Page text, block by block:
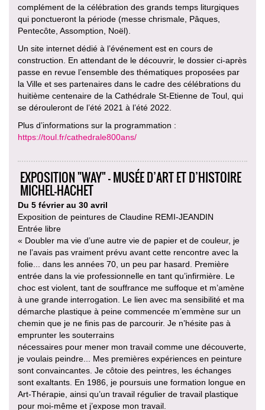
complément de la célébration des grands temps liturgiques
qui ponctueront la période (messe chrismale, Pâques,
Pentecôte, Assomption, Noël).
Un site internet dédié à l’événement est en cours de
construction. En attendant de le découvrir, le dossier ci-après
passe en revue l’ensemble des thématiques proposées par
la Ville et ses partenaires dans le cadre des célébrations du
huitième centenaire de la Cathédrale St-Etienne de Toul, qui
se dérouleront de l’été 2021 à l’été 2022.
Plus d’informations sur la programmation :
https://toul.fr/cathedrale800ans/
EXPOSITION "WAY" - MUSÉE D’ART ET D’HISTOIRE
MICHEL-HACHET
Du 5 février au 30 avril
Exposition de peintures de Claudine REMI-JEANDIN
Entrée libre
« Doubler ma vie d’une autre vie de papier et de couleur, je
ne l’avais pas vraiment prévu avant cette rencontre avec la
folie... dans les années 70, un peu par hasard. Première
entrée dans la vie professionnelle en tant qu’infirmière. Le
choc est violent, tant de souffrance me suffoque et m’amène
à une grande interrogation. Le lien avec ma sensibilité et ma
démarche plastique à peine commencée m’emmène sur un
chemin que je ne finis pas de parcourir. Je n’hésite pas à
emprunter les souterrains
nécessaires pour mener mon travail comme une découverte,
je voulais peindre... Mes premières expériences en peinture
sont convaincantes. Je côtoie des peintres, les échanges
sont exaltants. En 1986, je poursuis une formation longue en
Art-Thérapie, ainsi qu’un travail régulier de travail plastique
pour moi-même et j’expose mon travail.